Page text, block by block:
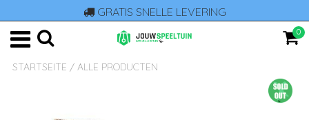
GRATIS SNELLE LEVERING
0
STARTSEITE / ALLE PRODUCTEN